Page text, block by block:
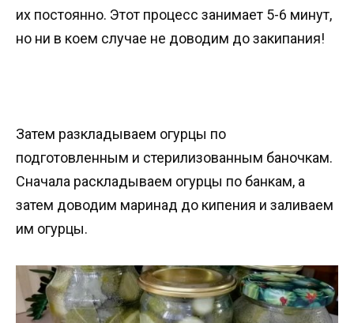
их постоянно. Этот процесс занимает 5-6 минут,
но ни в коем случае не доводим до закипания!
Затем разкладываем огурцы по
подготовленным и стерилизованным баночкам.
Сначала раскладываем огурцы по банкам, а
затем доводим маринад до кипения и заливаем
им огурцы.